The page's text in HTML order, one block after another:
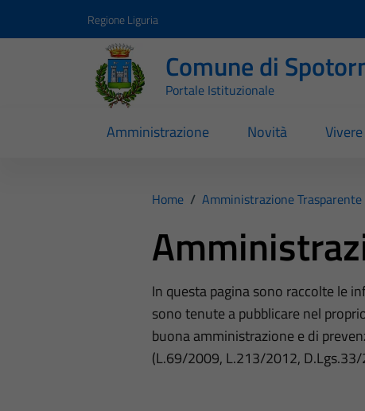
Regione Liguria
Comune di
Portale Istituzionale
Amministrazione Novità
Home / Amministrazione Trasparente
In questa pagina sono raccolte le
sono tenute a pubblicare nel
buona amministrazione e di
(L.69/2009, L.213/2012,